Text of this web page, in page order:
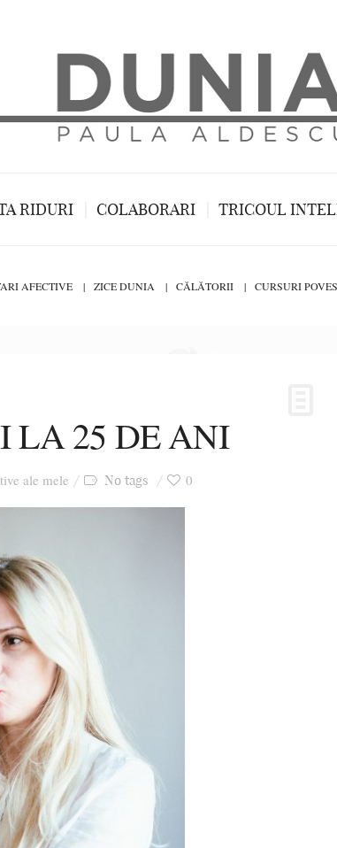
RIDURI COLABORARI TRICOUL
AFECTIVE ZICE DUNIA CĂLĂTORII CURSURI
LA 25 DE ANI
ale mele No tags 0